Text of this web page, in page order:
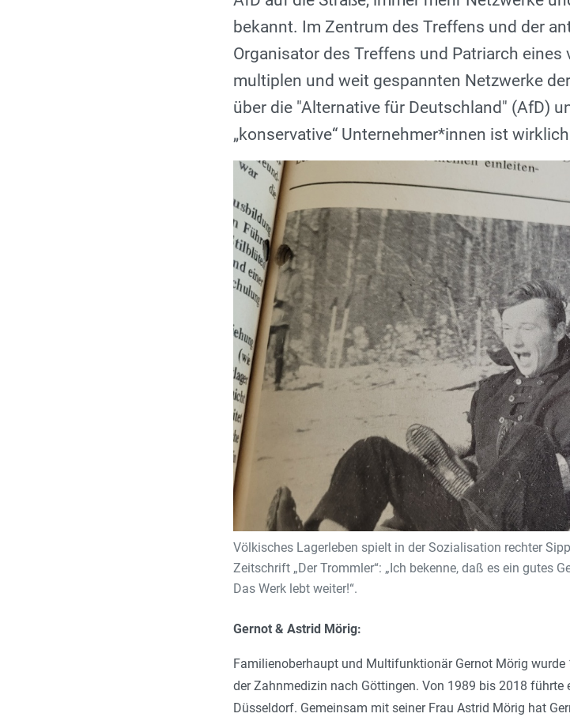
bekannt. Im Zentrum des Treffens und der
Organisator des Treffens und Patriarch
multiplen und weit gespannten Netzwerke
über die "Alternative für Deutschland" (AfD)
„konservative“ Unternehmer*innen ist
Völkisches Lagerleben spielt in der Sozialisation rechter
Zeitschrift „Der Trommler“: „Ich bekenne, daß es ein gutes
Das Werk lebt weiter!“.
Gernot & Astrid Mörig:
Familienoberhaupt und Multifunktionär Gernot Mörig
der Zahnmedizin nach Göttingen. Von 1989 bis 2018
Düsseldorf. Gemeinsam mit seiner Frau Astrid Mörig hat